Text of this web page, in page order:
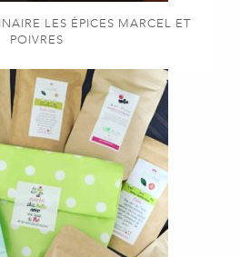
LES ÉPICES MARCEL ET
POIVRES